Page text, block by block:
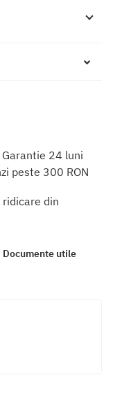
Garantie 24 luni
peste 300 RON
ridicare din
Documente utile